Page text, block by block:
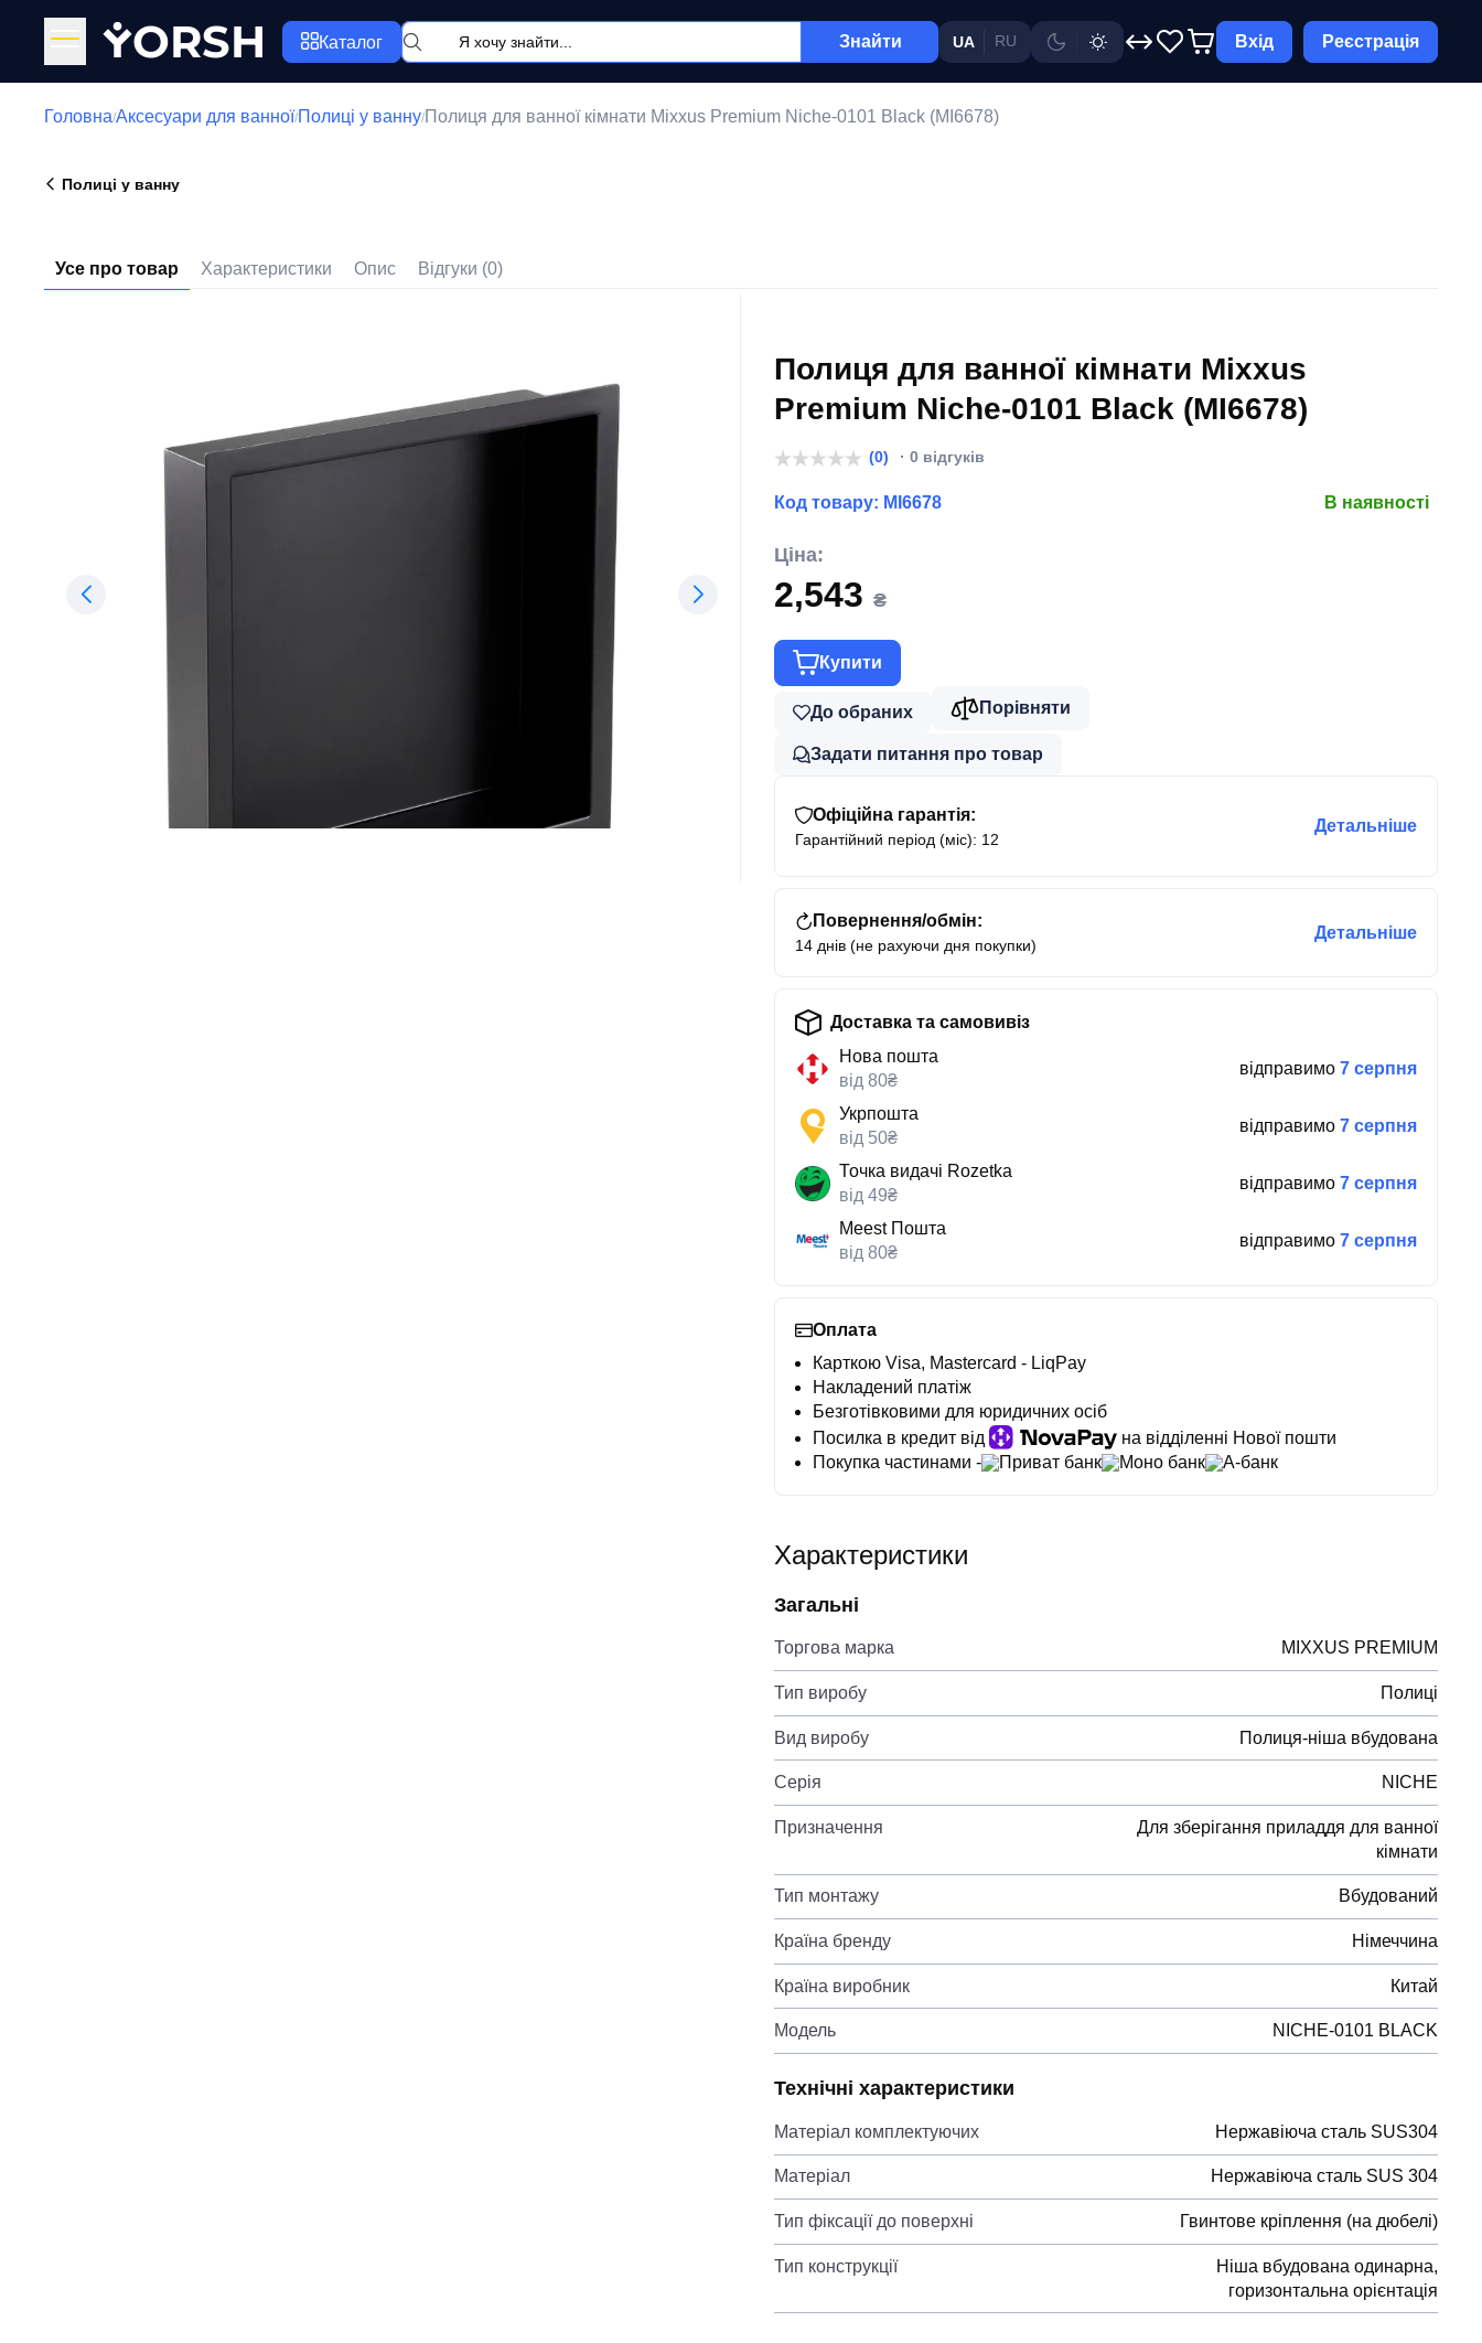
YORSH Каталог Знайти UA RU Вхід Реєстрація
Головна/Аксесуари для ванної/Полиці у ванну/Полиця для ванної кімнати Mixxus Premium Niche-0101 Black (MI6678)
Полиці у ванну
Усе про товар Характеристики Опис Відгуки (0)
Полиця для ванної кімнати Mixxus
Premium Niche-0101 Black (MI6678)
(0) · 0 відгуків
Код товару: MI6678 В наявності
Ціна:
2,543 ₴
Купити
До обраних Порівняти
Задати питання про товар
Офіційна гарантія:
Гарантійний період (міс): 12
Детальніше
Повернення/обмін:
14 днів (не рахуючи дня покупки)
Детальніше
Доставка та самовивіз
Нова пошта
від 80₴
відправимо 7 серпня
Укрпошта
від 50₴
відправимо 7 серпня
Точка видачі Rozetka
від 49₴
відправимо 7 серпня
Meest Пошта
від 80₴
відправимо 7 серпня
Оплата
Карткою Visa, Mastercard - LiqPay
Накладений платіж
Безготівковими для юридичних осіб
Посилка в кредит від
на відділенні Нової пошти
Покупка частинами -
Приват банк Моно банк А-банк
Характеристики
Загальні
Торгова марка MIXXUS PREMIUM
Тип виробу Полиці
Вид виробу Полиця-ніша вбудована
Серія NICHE
Призначення
Для зберігання приладдя для ванної
кімнати
Тип монтажу Вбудований
Країна бренду Німеччина
Країна виробник Китай
Модель NICHE-0101 BLACK
Технічні характеристики
Матеріал комплектуючих Нержавіюча сталь SUS304
Матеріал Нержавіюча сталь SUS 304
Тип фіксації до поверхні Гвинтове кріплення (на дюбелі)
Тип конструкції
Ніша вбудована одинарна,
горизонтальна орієнтація